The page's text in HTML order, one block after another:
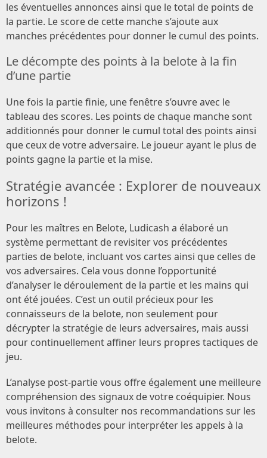
les éventuelles annonces ainsi que le total de points de
la partie. Le score de cette manche s’ajoute aux
manches précédentes pour donner le cumul des points.
Le décompte des points à la belote à la fin
d’une partie
Une fois la partie finie, une fenêtre s’ouvre avec le
tableau des scores. Les points de chaque manche sont
additionnés pour donner le cumul total des points ainsi
que ceux de votre adversaire. Le joueur ayant le plus de
points gagne la partie et la mise.
Stratégie avancée : Explorer de nouveaux
horizons !
Pour les maîtres en Belote, Ludicash a élaboré un
système permettant de revisiter vos précédentes
parties de belote, incluant vos cartes ainsi que celles de
vos adversaires. Cela vous donne l’opportunité
d’analyser le déroulement de la partie et les mains qui
ont été jouées. C’est un outil précieux pour les
connaisseurs de la belote, non seulement pour
décrypter la stratégie de leurs adversaires, mais aussi
pour continuellement affiner leurs propres tactiques de
jeu.
L’analyse post-partie vous offre également une meilleure
compréhension des signaux de votre coéquipier. Nous
vous invitons à consulter nos recommandations sur les
meilleures méthodes pour interpréter les appels à la
belote.